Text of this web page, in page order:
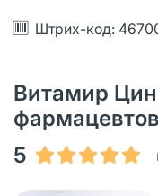
Штрих-код:
Витамир
фармацевтов
5